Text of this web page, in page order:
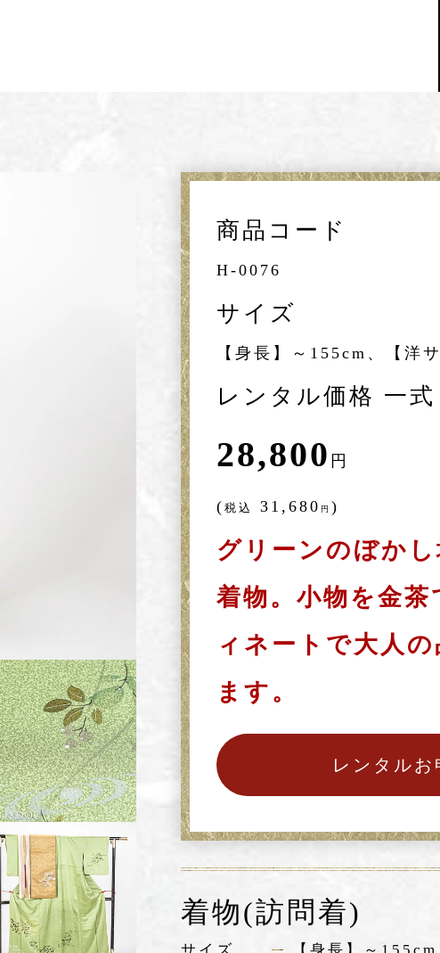
商品コード
H-0076
サイズ
【身長】～155cm、【洋
レンタル価格 一式
28,800 円
( 税込 31,680 円 )
グリーンのぼか
着物。小物を金
ィネートで大人
ます。
レンタルお
着物(訪問着)